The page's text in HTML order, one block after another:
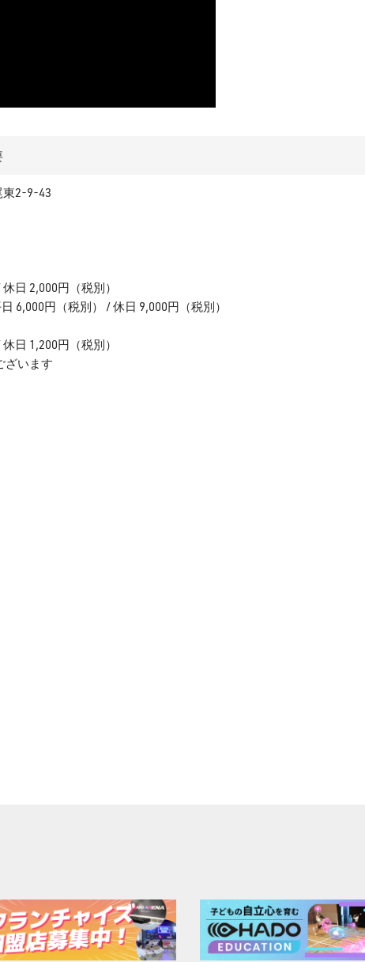
東2-9-43
2,000円（税別）
円（税別） / 休日 9,000円（税別）
1,200円（税別）
ざいます